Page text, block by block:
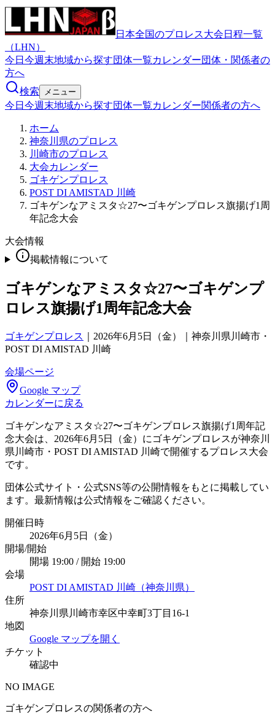
日本全国のプロレス大会日程一覧
（LHN）
今日 今週末地域から探す団体一覧カレンダー団体・関係者の
方へ
検索
メニュー
今日 今週末地域から探す団体一覧カレンダー関係者の方へ
ホーム
神奈川県のプロレス
川崎市のプロレス
大会カレンダー
ゴキゲンプロレス
POST DI AMISTAD 川崎
ゴキゲンなアミスタ☆27〜ゴキゲンプロレス旗揚げ1周
年記念大会
大会情報
掲載情報について
ゴキゲンなアミスタ☆27〜ゴキゲンプ
ロレス旗揚げ1周年記念大会
ゴキゲンプロレス
2026年6月5日（金）｜神奈川県川崎市・
POST DI AMISTAD 川崎
会場ページ
Google マップ
カレンダーに戻る
ゴキゲンなアミスタ☆27〜ゴキゲンプロレス旗揚げ1周年記
念大会は、2026年6月5日（金）にゴキゲンプロレスが神奈川
県川崎市・POST DI AMISTAD 川崎で開催するプロレス大会
です。
団体公式サイト・公式SNS等の公開情報をもとに掲載してい
ます。最新情報は公式情報をご確認ください。
開催日時
2026年6月5日（金）
開場/開始
開場 19:00 / 開始 19:00
会場
POST DI AMISTAD 川崎（神奈川県）
住所
神奈川県川崎市幸区中幸町3丁目16-1
地図
Google マップを開く
チケット
確認中
NO IMAGE
ゴキゲンプロレスの関係者の方へ